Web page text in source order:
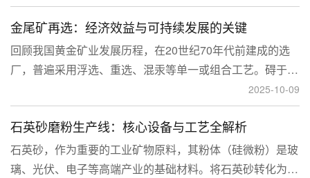
等特征。利用传统的浮选工艺进行处理会面临回收率低、精
矿品位不稳定、药剂成本高等问题。
金尾矿再选：经济效益与可持续发展的关键
回顾我国黄金矿业发展历程，在20世纪70年代前建成的选
厂，普遍采用浮选、重选、混汞等单一或组合工艺。碍于当
时选矿工艺水平的限制，回收率普遍较低，大量细粒金、包
裹金或与特定矿物共生的金流失到尾矿中，造成了巨大的经
济损失。
2025-10-09
石英砂磨粉生产线：核心设备与工艺全解析
石英砂，作为重要的工业矿物原料，其粉体（硅微粉）是玻
璃、光伏、电子等高端产业的基础材料。将石英砂转化为高